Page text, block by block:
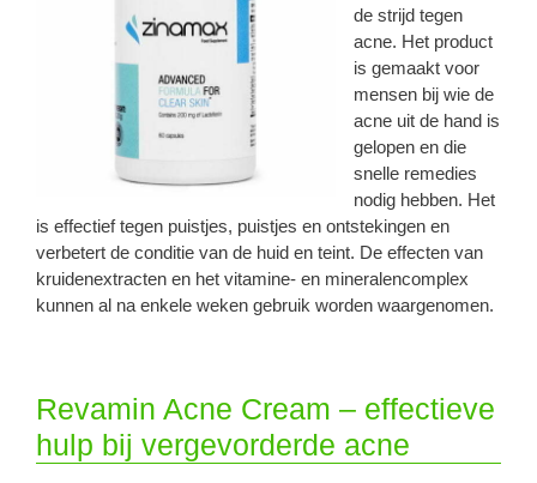
de strijd tegen
acne. Het product
is gemaakt voor
mensen bij wie de
acne uit de hand is
gelopen en die
snelle remedies
nodig hebben. Het
is effectief tegen puistjes, puistjes en ontstekingen en
verbetert de conditie van de huid en teint. De effecten van
kruidenextracten en het vitamine- en mineralencomplex
kunnen al na enkele weken gebruik worden waargenomen.
Revamin Acne Cream – effectieve
hulp bij vergevorderde acne